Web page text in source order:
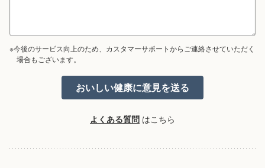
※今後のサービス向上のため、カスタマーサポートからご連絡させていただく
場合もございます。
よくある質問 はこちら